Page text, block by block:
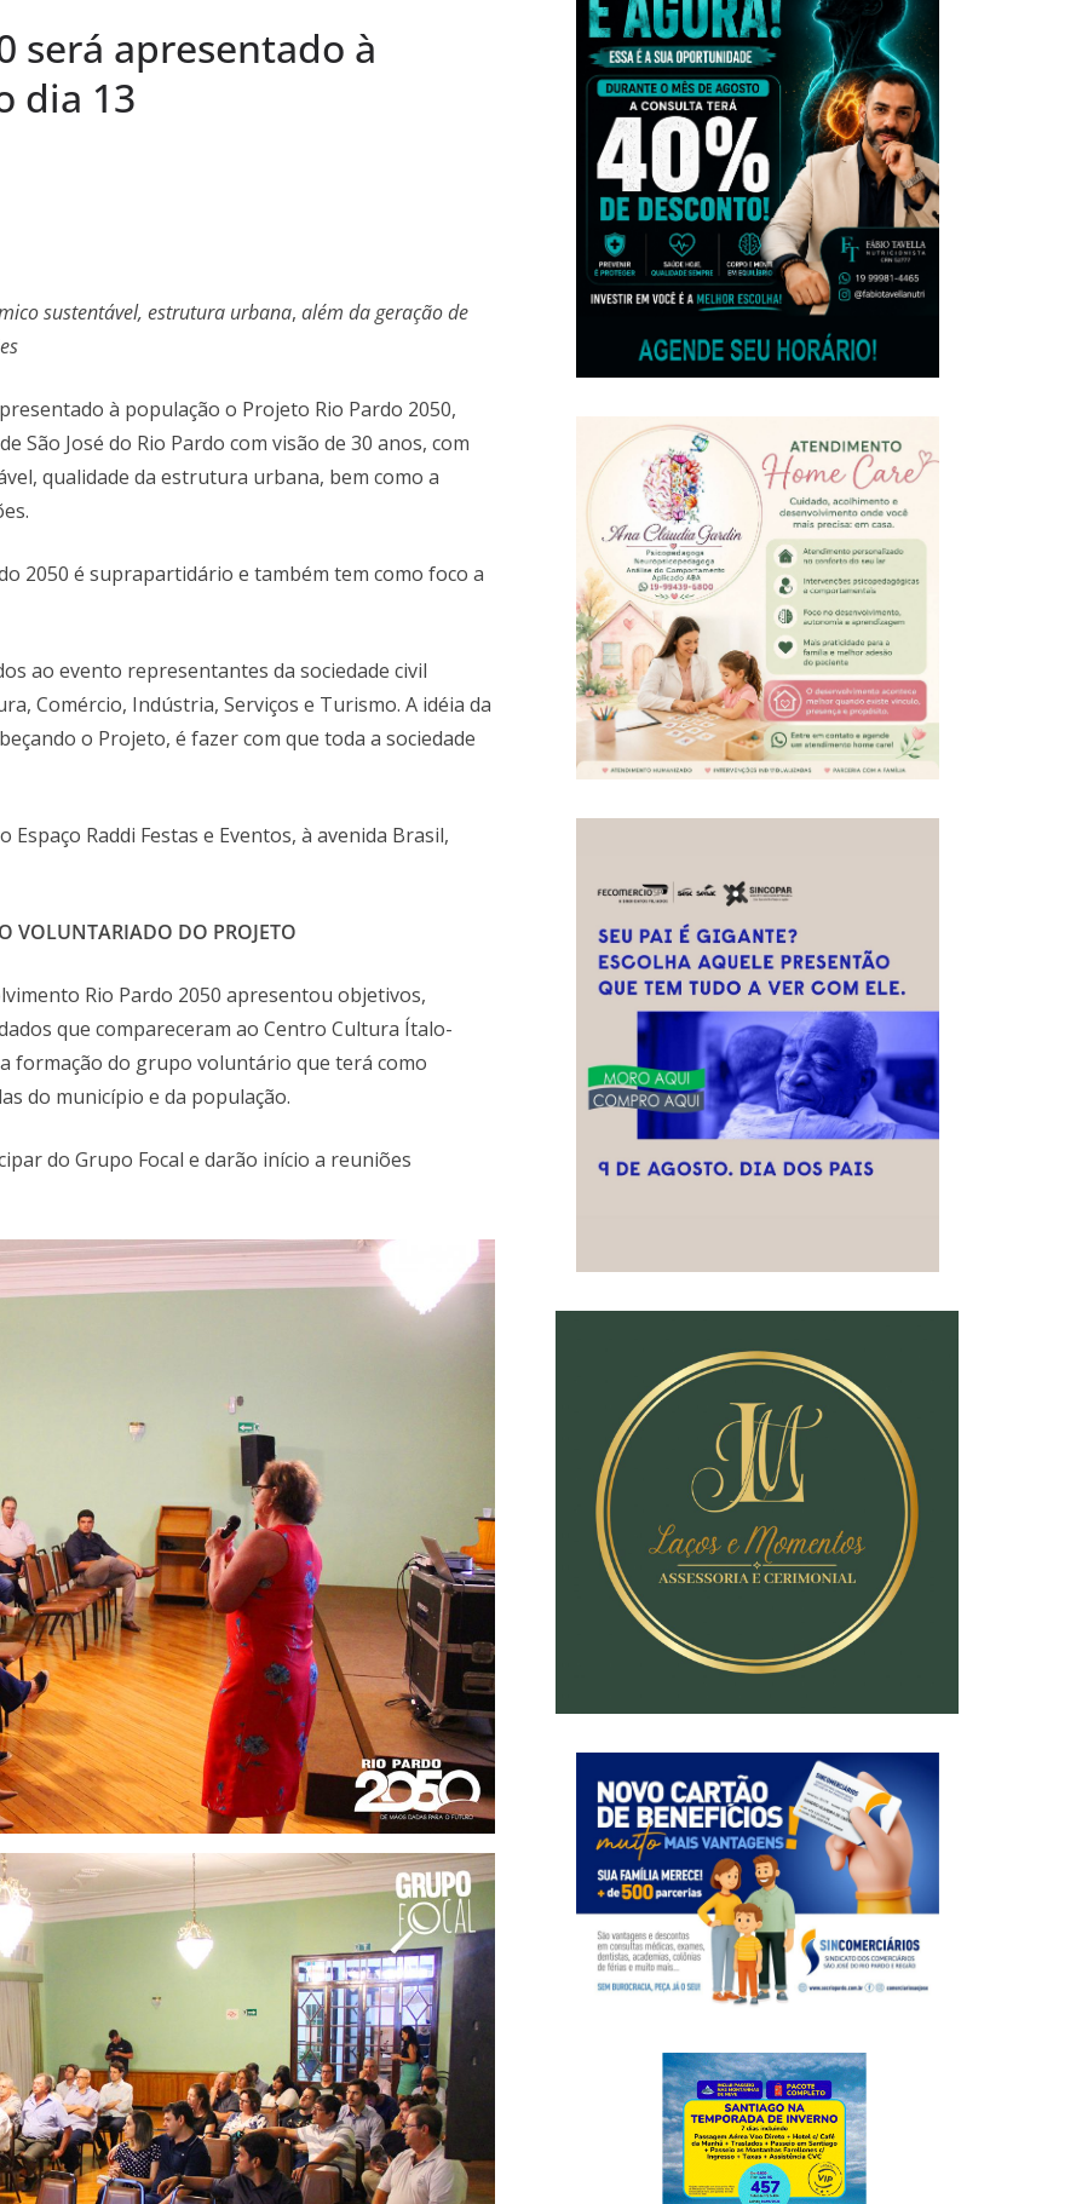
viva da Arte
será apresentado à
dia 13
sustentável, estrutura urbana, além da geração de
à população o Projeto Rio Pardo 2050,
José do Rio Pardo com visão de 30 anos, com
qualidade da estrutura urbana, bem como a
2050 é suprapartidário e também tem como foco a
ao evento representantes da sociedade civil
Comércio, Indústria, Serviços e Turismo. A idéia da
o Projeto, é fazer com que toda a sociedade
Raddi Festas e Eventos, à avenida Brasil,
VOLUNTARIADO DO PROJETO
Rio Pardo 2050 apresentou objetivos,
que compareceram ao Centro Cultura Ítalo-
formação do grupo voluntário que terá como
do município e da população.
do Grupo Focal e darão início a reuniões